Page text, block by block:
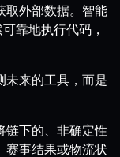
取外部数据。智能
靠地执行代码，
未来的工具，而是
链下的、非确定性
事结果或物流状